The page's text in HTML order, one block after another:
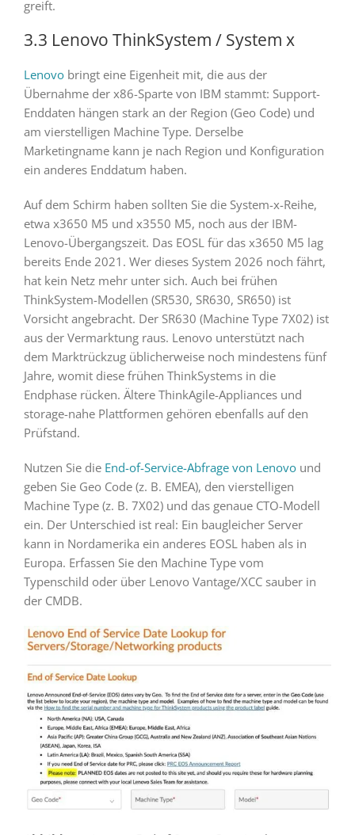
greift.
3.3 Lenovo ThinkSystem / System x
Lenovobringt eine Eigenheit mit, die aus der
Übernahme der x86-Sparte von IBM stammt: Support-
Enddaten hängen stark an der Region (Geo Code) und
am vierstelligen Machine Type. Derselbe
Marketingname kann je nach Region und Konfiguration
ein anderes Enddatum haben.
Auf dem Schirm haben sollten Sie die System-x-Reihe,
etwa x3650 M5 und x3550 M5, noch aus der IBM-
Lenovo-Übergangszeit. Das EOSL für das x3650 M5 lag
bereits Ende 2021. Wer dieses System 2026 noch fährt,
hat kein Netz mehr unter sich. Auch bei frühen
ThinkSystem-Modellen (SR530, SR630, SR650) ist
Vorsicht angebracht. Der SR630 (Machine Type 7X02) ist
aus der Vermarktung raus. Lenovo unterstützt nach
dem Marktrückzug üblicherweise noch mindestens fünf
Jahre, womit diese frühen ThinkSystems in die
Endphase rücken. Ältere ThinkAgile-Appliances und
storage-nahe Plattformen gehören ebenfalls auf den
Prüfstand.
Nutzen Sie die End-of-Service-Abfrage von Lenovound
geben Sie Geo Code (z. B. EMEA), den vierstelligen
Machine Type (z. B. 7X02) und das genaue CTO-Modell
ein. Der Unterschied ist real: Ein baugleicher Server
kann in Nordamerika ein anderes EOSL haben als in
Europa. Erfassen Sie den Machine Type vom
Typenschild oder über Lenovo Vantage/XCC sauber in
der CMDB.